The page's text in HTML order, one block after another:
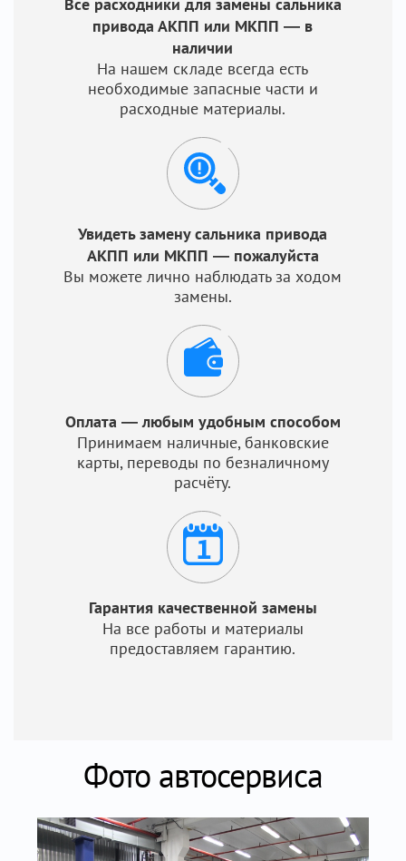
привода АКПП или МКПП — в
наличии
На нашем складе всегда есть
необходимые запасные части и
расходные материалы.
Увидеть замену сальника привода
АКПП или МКПП — пожалуйста
Вы можете лично наблюдать за ходом
замены.
Оплата — любым удобным способом
Принимаем наличные, банковские
карты, переводы по безналичному
расчёту.
Гарантия качественной замены
На все работы и материалы
предоставляем гарантию.
Фото автосервиса